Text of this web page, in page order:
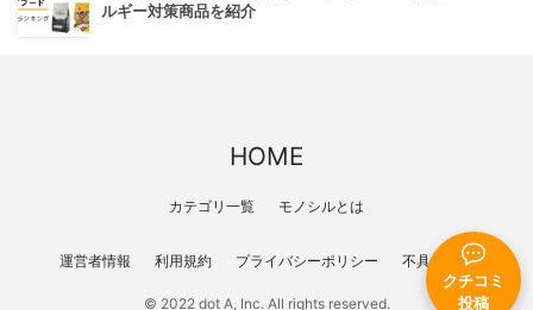
クチコミ
投稿
ルギー対策商品を紹介
HOME
カテゴリ一覧 モノシルとは
運営者情報 利用規約 プライバシーポリシー 不具合報告
© 2022 dot A, Inc. All rights reserved.